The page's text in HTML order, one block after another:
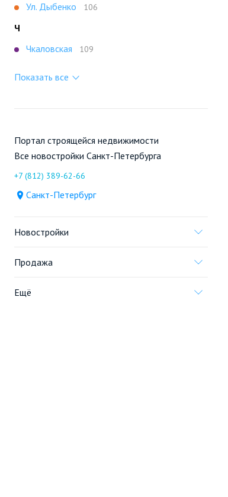
Ул. Дыбенко
106
Ч
Чкаловская
109
Показать все
Портал строящейся недвижимости
Все новостройки Санкт-Петербурга
+7 (812) 389-62-66
Санкт-Петербург
Новостройки
Продажа
Ещё